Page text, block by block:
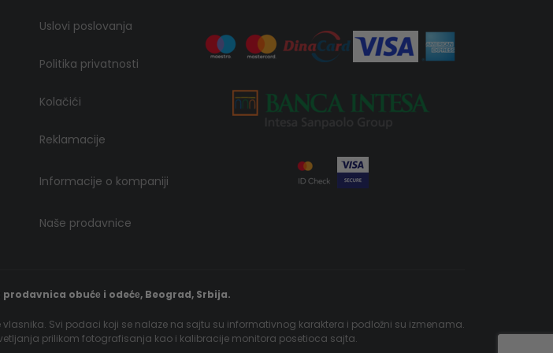
Uslovi poslovanja
Politika privatnosti
Kolačići
Reklamacije
Informacije o kompaniji
Naše prodavnice
obućе i odećе, Beograd, Srbija.
Svi podaci koji se nalaze na sajtu su informativnog karaktera i podložni su izmenama.
prilikom fotografisanja kao i kalibracije monitora posetioca sajta.